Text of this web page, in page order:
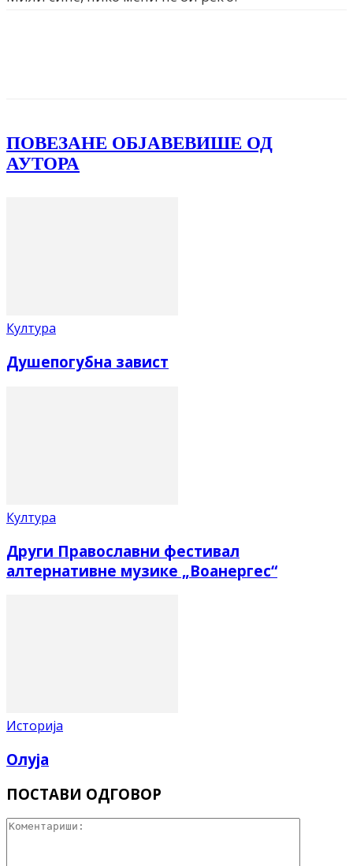
ПОВЕЗАНЕ ОБЈАВЕВИШЕ ОД
АУТОРА
Култура
Душепогубна завист
Култура
Други Православни фестивал
алтернативне музике „Воанергес“
Историја
Олуја
ПОСТАВИ ОДГОВОР